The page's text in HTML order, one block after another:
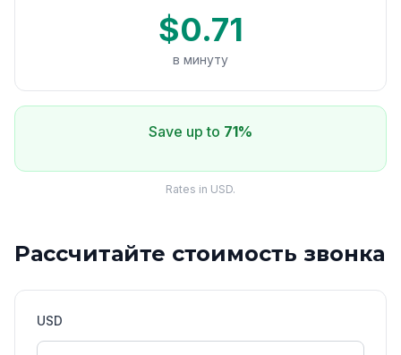
$0.71
в минуту
Save up to 71%
Rates in USD.
Рассчитайте стоимость звонка
USD